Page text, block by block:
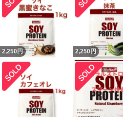
2,250 円 2,250 円